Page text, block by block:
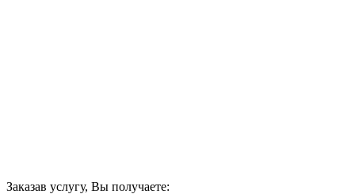
Заказав услугу, Вы получаете: